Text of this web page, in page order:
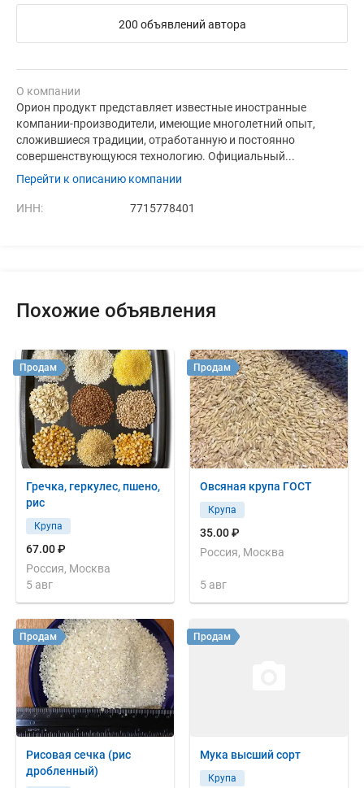
200 объявлений автора
О компании
Орион продукт представляет известные иностранные
компании-производители, имеющие многолетний опыт,
сложившиеся традиции, отработанную и постоянно
совершенствующуюся технологию. Официальный...
Перейти к описанию компании
ИНН: 7715778401
Похожие объявления
Гречка, геркулес, пшено,
рис
Крупа
67.00 ₽
Россия, Москва
5 авг
Продам
Овсяная крупа ГОСТ
Крупа
35.00 ₽
Россия, Москва
5 авг
Продам
Рисовая сечка (рис
дробленный)
Продам
Мука высший сорт
Крупа
Продам